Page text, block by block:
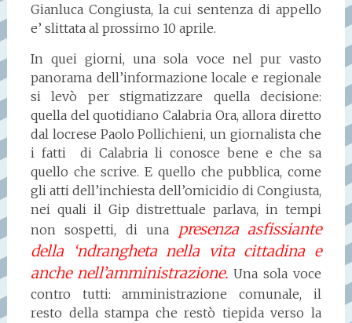
Gianluca Congiusta, la cui sentenza di appello
e’ slittata al prossimo 10 aprile.
In quei giorni, una sola voce nel pur vasto
panorama dell’informazione locale e regionale
si levò per stigmatizzare quella decisione:
quella del quotidiano Calabria Ora, allora diretto
dal locrese Paolo Pollichieni, un giornalista che
i fatti di Calabria li conosce bene e che sa
quello che scrive. E quello che pubblica, come
gli atti dell’inchiesta dell’omicidio di Congiusta,
nei quali il Gip distrettuale parlava, in tempi
non sospetti, di una presenza asfissiante
della ‘ndrangheta nella vita cittadina e
anche nell’amministrazione.Una sola voce
contro tutti: amministrazione comunale, il
resto della stampa che restò tiepida verso la